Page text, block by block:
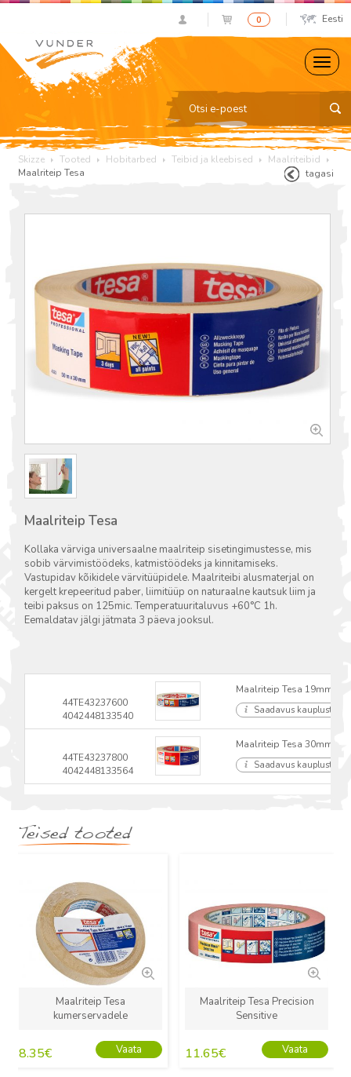
0 Eesti
Skizze Tooted Hobitarbed Teibid ja kleebised
Maalriteibid
Maalriteip Tesa
tagasi
Maalriteip Tesa
Kollaka värviga universaalne maalriteip sisetingimustesse, mis
sobib värvimistöödeks, katmistöödeks ja kinnitamiseks.
Vastupidav kõikidele värvitüüpidele. Maalriteibi alusmaterjal on
kergelt krepeeritud paber, liimitüüp on naturaalne kautsuk liim ja
teibi paksus on 125mic. Temperatuuritaluvus +60°C 1h.
Eemaldatav jälgi jätmata 3 päeva jooksul.
44TE43237600
4042448133540
Maalriteip Tesa
Saadavus kauplustes
44TE43237800
4042448133564
Maalriteip Tesa
Saadavus kauplustes
Teised tooted
Maalriteip Tesa
kumerservadele
8.35€ Vaata
Maalriteip Tesa Precision
Sensitive
11.65€ Vaata